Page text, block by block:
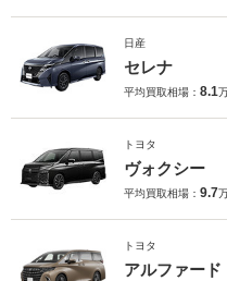
日産
セレナ
平均買取相場： 8.1
トヨタ
ヴォクシー
平均買取相場： 9.7
トヨタ
アルファード